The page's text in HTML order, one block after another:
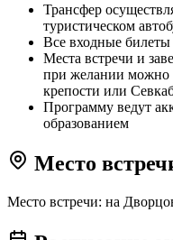
Трансфер
туристическом
Все входные
Места встречи и
при желании можно
крепости или
Программу ведут
образованием
Место
Место встречи: на